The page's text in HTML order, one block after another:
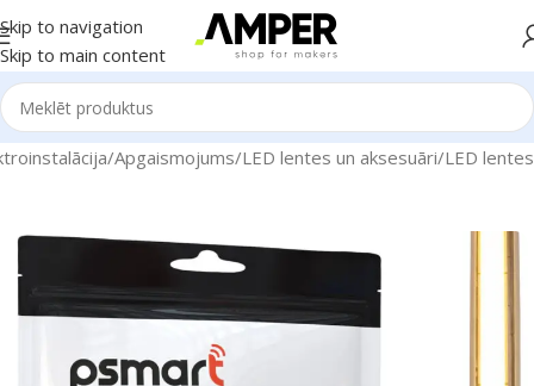
Skip to navigation
Skip to main content
/Apgaismojums/LED lentes un aksesuāri/LED lentes